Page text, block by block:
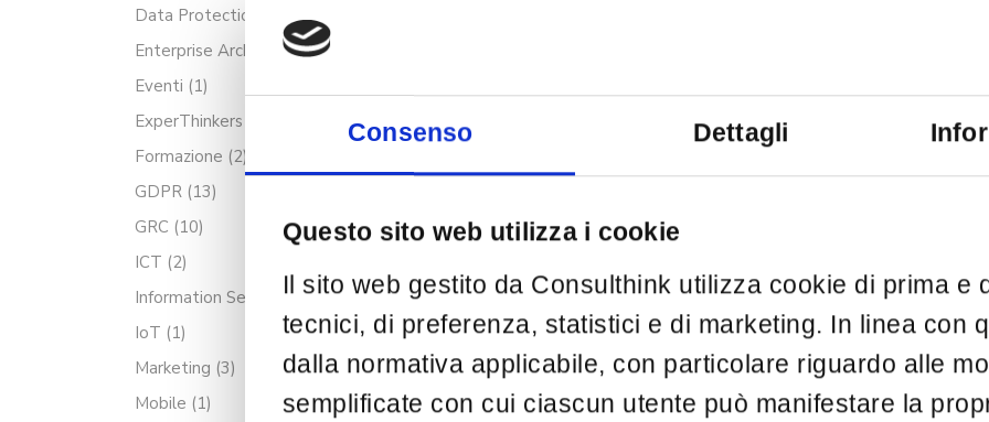
Consenso Dettagli
Questo sito web utilizza i cookie
Il sito web gestito da Consulthink utilizza cookie di prima e
tecnici, di preferenza, statistici e di marketing. In linea con
dalla normativa applicabile, con particolare riguardo alle
semplificate con cui ciascun utente può manifestare la
dell’Identità
personale
BIOMETRICA NELL’ERA DIGITALE
trasformazione radicale nell’era
dell’intelligenza artificiale, evolvendosi da
processabile e algoritmicamente
classificabile. Le caratteristiche fisiche,
Data Protection
(10)
Enterprise Architecture(3)
Eventi (1)
ExperThinkers
Formazione (2)
GDPR (13)
GRC (10)
ICT (2)
Information Security(10)
IoT (1)
Marketing (3)
Mobile (1)